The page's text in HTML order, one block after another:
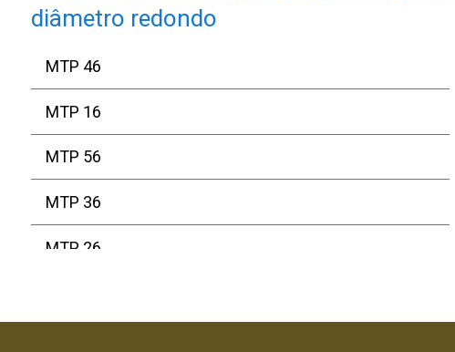
diâmetro redondo
MTP 46
MTP 16
MTP 56
MTP 36
MTP 26